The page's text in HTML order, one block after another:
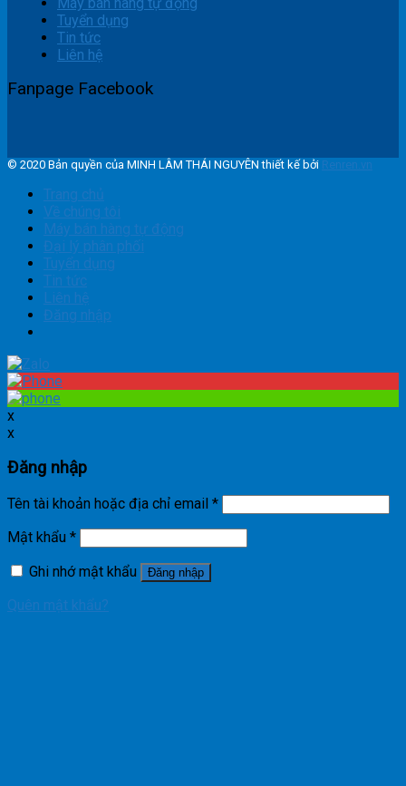
Tuyển dụng
Tin tức
Liên hệ
Fanpage Facebook
© 2020 Bản quyền của MINH LÂM THÁI NGUYÊN thiết kế bởi Renren.vn
Trang chủ
Về chúng tôi
Máy bán hàng tự động
Đại lý phân phối
Tuyển dụng
Tin tức
Liên hệ
Đăng nhập
x
x
Đăng nhập
Tên tài khoản hoặc địa chỉ email *
Mật khẩu *
Ghi nhớ mật khẩu
Đăng nhập
Quên mật khẩu?